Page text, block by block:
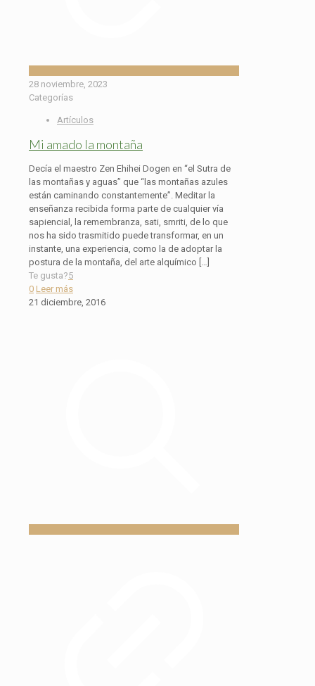
28 noviembre, 2023
Categorías
Artículos
Mi amado la montaña
Decía el maestro Zen Ehihei Dogen en “el Sutra de
las montañas y aguas” que “las montañas azules
están caminando constantemente”. Meditar la
enseñanza recibida forma parte de cualquier vía
sapiencial, la remembranza, sati, smriti, de lo que
nos ha sido trasmitido puede transformar, en un
instante, una experiencia, como la de adoptar la
postura de la montaña, del arte alquímico […]
Te gusta?5
0 Leer más
21 diciembre, 2016